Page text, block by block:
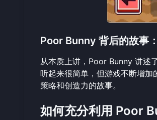
Poor Bunny 背后的故事
从本质上讲，Poor Bunny 讲述
听起来很简单，但游戏不断增加
策略和创造力的故事。
如何充分利用 Poor